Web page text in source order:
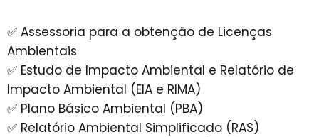
✅ Assessoria para a obtenção de Licenças
Ambientais
✅ Estudo de Impacto Ambiental e Relatório de
Impacto Ambiental (EIA e RIMA)
✅ Plano Básico Ambiental (PBA)
✅ Relatório Ambiental Simplificado (RAS)